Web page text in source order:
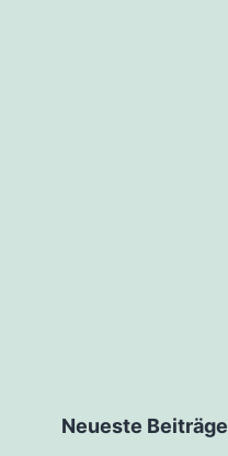
Neueste Beiträge